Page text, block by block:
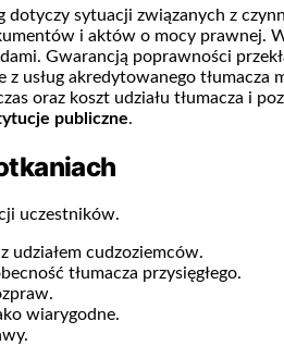
sytuacji związanych z
i aktów o mocy prawnej.
Gwarancją poprawności
usług akredytowanego
oraz koszt udziału tłumacza i
publiczne.
uczestników.
udziałem cudzoziemców.
tłumacza przysięgłego.
wiarygodne.